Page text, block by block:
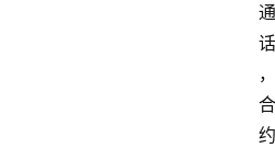
通
话
，
合
约